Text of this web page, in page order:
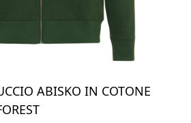
ABISKO IN COTONE